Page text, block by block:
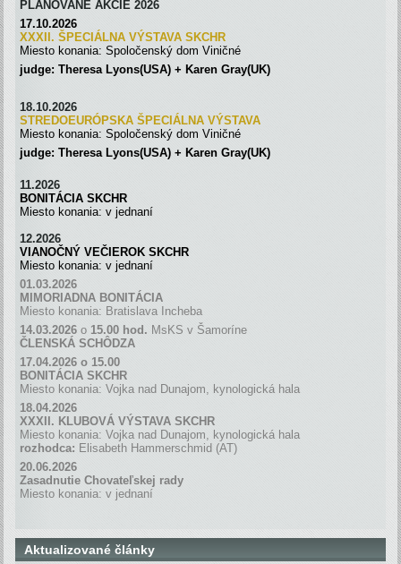
PLÁNOVANÉ AKCIE 2026
17.10.2026
XXXII. ŠPECIÁLNA VÝSTAVA SKCHR
Miesto konania: Spoločenský dom Viničné
judge: Theresa Lyons(USA) + Karen Gray(UK)
18.10.2026
STREDOEURÓPSKA ŠPECIÁLNA VÝSTAVA
Miesto konania: Spoločenský dom Viničné
judge: Theresa Lyons(USA) + Karen Gray(UK)
11.2026
BONITÁCIA SKCHR
Miesto konania: v jednaní
12.2026
VIANOČNÝ VEČIEROK SKCHR
Miesto konania: v jednaní
01.03.2026
MIMORIADNA BONITÁCIA
Miesto konania: Bratislava Incheba
14.03.2026 o 15.00 hod. MsKS v Šamoríne
ČLENSKÁ SCHÔDZA
17.04.2026 o 15.00
BONITÁCIA SKCHR
Miesto konania: Vojka nad Dunajom, kynologická hala
18.04.2026
XXXII. KLUBOVÁ VÝSTAVA SKCHR
Miesto konania: Vojka nad Dunajom, kynologická hala
rozhodca: Elisabeth Hammerschmid (AT)
20.06.2026
Zasadnutie Chovateľskej rady
Miesto konania: v jednaní
Aktualizované články